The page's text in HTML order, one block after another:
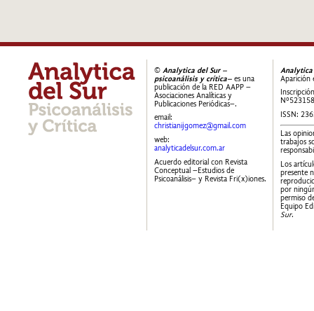
© Analytica del Sur –
psicoanálisis y crítica– es una
publicación de la RED AAPP –
Asociaciones Analíticas y
Publicaciones Periódicas–.
email:
christianijgomez@gmail.com
web:
analyticadelsur.com.ar
Acuerdo editorial con Revista
Conceptual –Estudios de
Psicoanálisis– y Revista Fri(x)iones.
Analytica
Aparición
ISSN:
Las
trabajos
Los
presente
por
permiso
Equipo
Sur.